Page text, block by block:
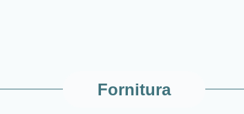
Fornitura